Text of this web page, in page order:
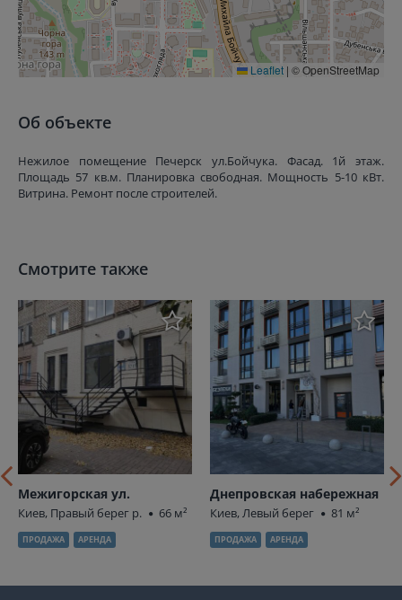
Leaflet | © OpenStreetMap
Об объекте
Нежилое помещение Печерск ул.Бойчука. Фасад. 1й этаж.
Площадь 57 кв.м. Планировка свободная. Мощность 5-10 кВт.
Витрина. Ремонт после строителей.
Смотрите также
Межигорская ул.
Киев, Правый берег р. 66 м²
ПРОДАЖА АРЕНДА
Днепровская набережная
Киев, Левый берег 81 м²
ПРОДАЖА АРЕНДА